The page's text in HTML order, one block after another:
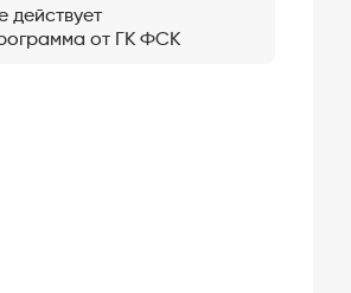
действует
от ГК ФСК